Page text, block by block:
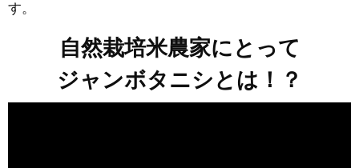
す。
自然栽培米農家にとって
ジャンボタニシとは！？